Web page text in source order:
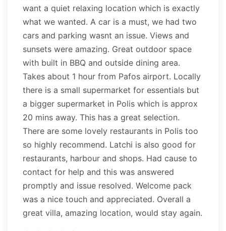
want a quiet relaxing location which is exactly
what we wanted. A car is a must, we had two
cars and parking wasnt an issue. Views and
sunsets were amazing. Great outdoor space
with built in BBQ and outside dining area.
Takes about 1 hour from Pafos airport. Locally
there is a small supermarket for essentials but
a bigger supermarket in Polis which is approx
20 mins away. This has a great selection.
There are some lovely restaurants in Polis too
so highly recommend. Latchi is also good for
restaurants, harbour and shops. Had cause to
contact for help and this was answered
promptly and issue resolved. Welcome pack
was a nice touch and appreciated. Overall a
great villa, amazing location, would stay again.